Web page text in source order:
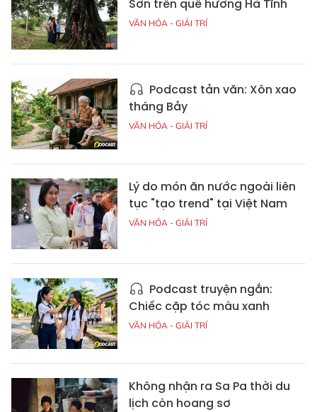
Sơn trên quê hương Hà Tĩnh
VĂN HÓA - GIẢI TRÍ
Podcast tản văn: Xôn xao
tháng Bảy
VĂN HÓA - GIẢI TRÍ
Lý do món ăn nước ngoài liên
tục "tạo trend" tại Việt Nam
VĂN HÓA - GIẢI TRÍ
Podcast truyện ngắn:
Chiếc cặp tóc màu xanh
VĂN HÓA - GIẢI TRÍ
Không nhận ra Sa Pa thời du
lịch còn hoang sơ